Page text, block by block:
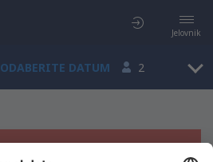
Jelovnik
ODABERITE DATUM 2